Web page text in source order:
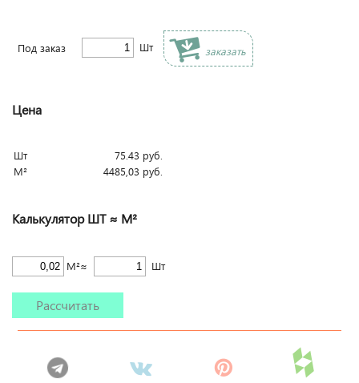
Под заказ Шт заказать
Цена
Шт 75.43 руб.
М²
4485,03 руб.
Калькулятор ШТ ≈ М²
М²≈ Шт
Рассчитать